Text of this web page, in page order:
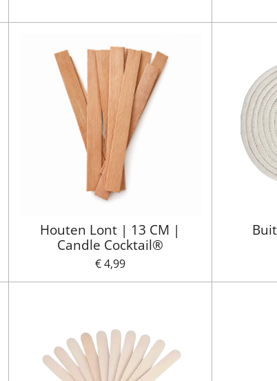
Houten Lont | 13 CM |
Candle Cocktail®
€ 4,99